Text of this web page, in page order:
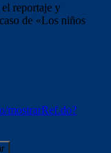
reportaje y
de «Los niños
mostrarRef.do?